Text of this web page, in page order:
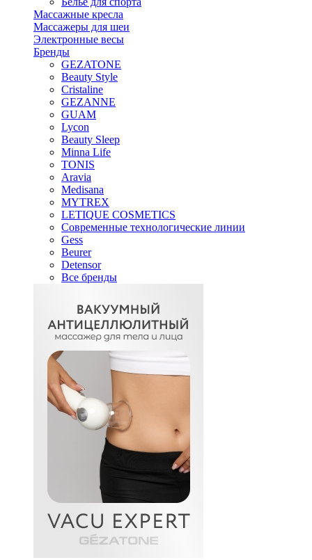
Массажные кресла
Массажеры для шеи
Электронные весы
Бренды
GEZATONE
Beauty Style
Cristaline
GEZANNE
GUAM
Lycon
Beauty Sleep
Minna Life
TONIS
Aravia
Medisana
MYTREX
LETIQUE COSMETICS
Современные технологические линии
Gess
Beurer
Detensor
Все бренды